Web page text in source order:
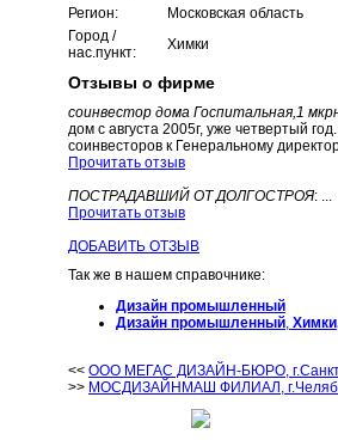
Регион:
Московская область
Город /
нас.пункт:
Химки
Отзывы о фирме
соинвестор дома Госпитальная,1
дом с августа 2005г, уже четвертый
соинвесторов к Генеральному
Прочитать отзыв
ПОСТРАДАВШИЙ ОТ ДОЛГОСТРОЯ: ...
Прочитать отзыв
ДОБАВИТЬ ОТЗЫВ
Так же в нашем справочнике:
Дизайн промышленный
Дизайн промышленный,
<< ООО МЕГАС ДИЗАЙН-БЮРО,
>> МОСДИЗАЙНМАШ ФИЛИАЛ,